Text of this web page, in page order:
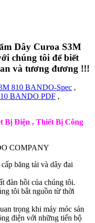
Dây Curoa S3M
chúng tôi để biết
và tương đương !!!
810 BANDO-Spec ,
BANDO PDF ,
Bị Điện , Thiết Bị Công
COMPANY
băng tải và dây đai
đàn hồi của chúng tôi.
tôi bắt nguồn từ thời
trọng khi máy móc sản
điện với những tiến bộ